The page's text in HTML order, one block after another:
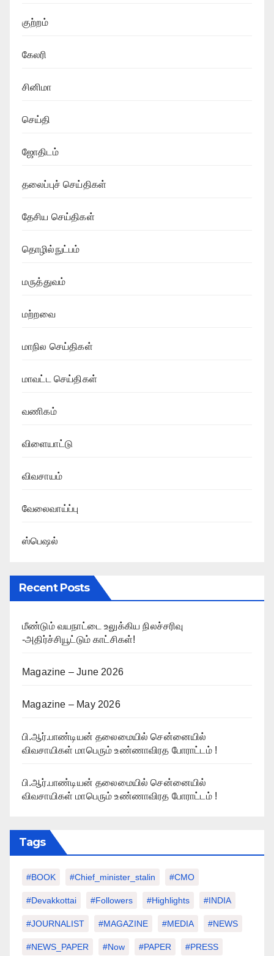
குற்றம்
கேலரி
சினிமா
செய்தி
ஜோதிடம்
தலைப்புச் செய்திகள்
தேசிய செய்திகள்
தொழில்நுட்பம்
மருத்துவம்
மற்றவை
மாநில செய்திகள்
மாவட்ட செய்திகள்
வணிகம்
விளையாட்டு
விவசாயம்
வேலைவாய்ப்பு
ஸ்பெஷல்
Recent Posts
மீண்டும் வயநாட்டை உலுக்கிய நிலச்சரிவு
-அதிர்ச்சியூட்டும் காட்சிகள்!
Magazine – June 2026
Magazine – May 2026
பி.ஆர்.பாண்டியன் தலைமையில் சென்னையில்
விவசாயிகள் மாபெரும் உண்ணாவிரத போராட்டம் !
பி.ஆர்.பாண்டியன் தலைமையில் சென்னையில்
விவசாயிகள் மாபெரும் உண்ணாவிரத போராட்டம் !
Tags
#BOOK #chief_minister_stalin #CMO
#devakkottai #followers #highlights #INDIA
#JOURNALIST #MAGAZINE #MEDIA #NEWS
#NEWS_PAPER #Now #PAPER #PRESS